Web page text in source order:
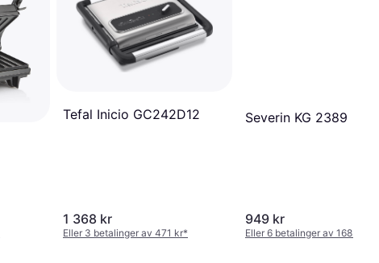
Tefal Inicio GC242D12
1 368 kr
Eller 3 betalinger av 471 kr*
Severin KG 2389
949 kr
Eller 6 betalinger av 168 kr